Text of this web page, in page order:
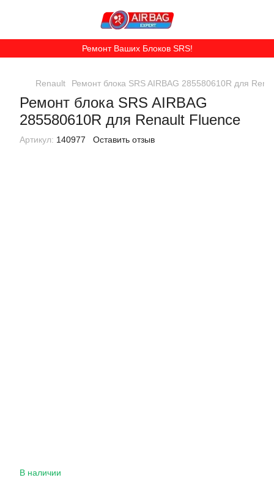
Ремонт Ваших Блоков SRS!
Renault Ремонт блока SRS AIRBAG 285580610R для
Ремонт блока SRS AIRBAG
285580610R для Renault Fluence
Артикул: 140977 Оставить отзыв
В наличии